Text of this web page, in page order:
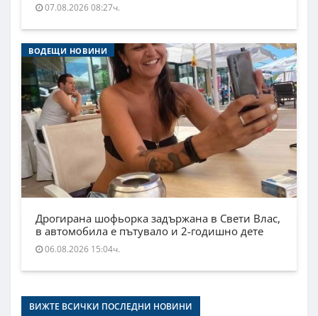
07.08.2026 08:27ч.
ВОДЕЩИ НОВИНИ
Дрогирана шофьорка задържана в Свети Влас,
в автомобила е пътувало и 2-годишно дете
06.08.2026 15:04ч.
ВИЖТЕ ВСИЧКИ ПОСЛЕДНИ НОВИНИ